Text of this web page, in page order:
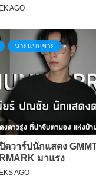
AGO
นายแบบชาย
ดวาร์ปนักแสดง
มาแรง
AGO